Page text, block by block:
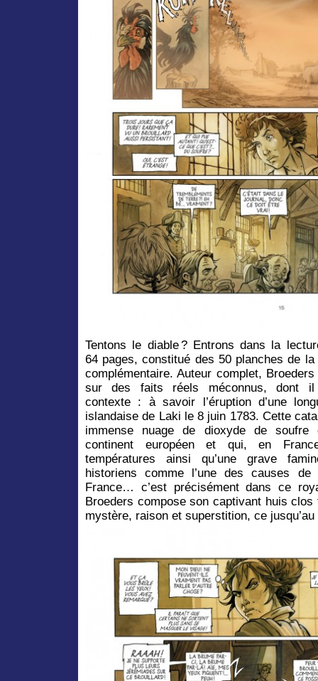
Tentons le diable ? Entrons dans la
64 pages, constitué des 50 planches de la
complémentaire. Auteur complet,
sur des faits réels méconnus, dont il
contexte : à savoir l’éruption d’une
islandaise de Laki le 8 juin 1783. Cette
immense nuage de dioxyde de soufre
continent européen et qui, en
températures ainsi qu’une grave
historiens comme l’une des causes
France… c’est précisément dans ce
Broeders compose son captivant huis
mystère, raison et superstition, ce